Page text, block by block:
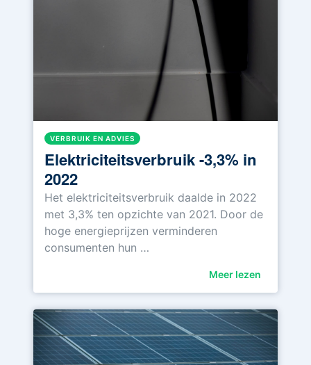
VERBRUIK EN ADVIES
Elektriciteitsverbruik -3,3% in
2022
Het elektriciteitsverbruik daalde in 2022
met 3,3% ten opzichte van 2021. Door de
hoge energieprijzen verminderen
consumenten hun …
Meer lezen